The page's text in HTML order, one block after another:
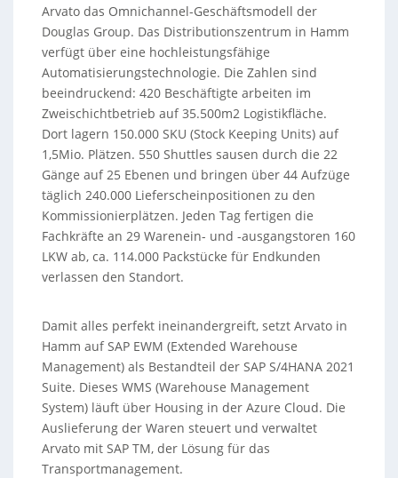
Arvato das Omnichannel-Geschäftsmodell der
Douglas Group. Das Distributionszentrum in Hamm
verfügt über eine hochleistungsfähige
Automatisierungstechnologie. Die Zahlen sind
beeindruckend: 420 Beschäftigte arbeiten im
Zweischichtbetrieb auf 35.500m2 Logistikfläche.
Dort lagern 150.000 SKU (Stock Keeping Units) auf
1,5Mio. Plätzen. 550 Shuttles sausen durch die 22
Gänge auf 25 Ebenen und bringen über 44 Aufzüge
täglich 240.000 Lieferscheinpositionen zu den
Kommissionierplätzen. Jeden Tag fertigen die
Fachkräfte an 29 Warenein- und -ausgangstoren 160
LKW ab, ca. 114.000 Packstücke für Endkunden
verlassen den Standort.
Damit alles perfekt ineinandergreift, setzt Arvato in
Hamm auf SAP EWM (Extended Warehouse
Management) als Bestandteil der SAP S/4HANA 2021
Suite. Dieses WMS (Warehouse Management
System) läuft über Housing in der Azure Cloud. Die
Auslieferung der Waren steuert und verwaltet
Arvato mit SAP TM, der Lösung für das
Transportmanagement.